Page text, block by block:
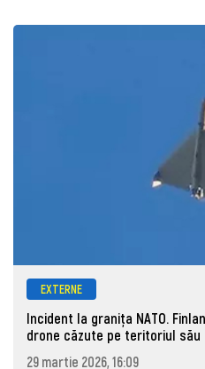
EXTERNE
Incident la granița NATO.
drone căzute pe teritoriul său
29 martie 2026, 16:09